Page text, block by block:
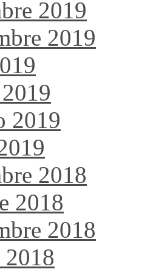
2019
2019
2019
2018
2018
2018
2018